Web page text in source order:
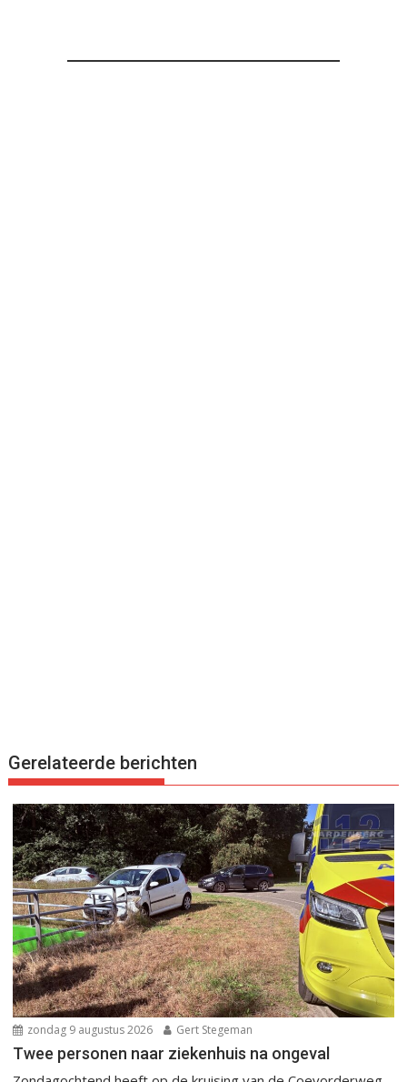
Gerelateerde berichten
zondag 9 augustus 2026 Gert Stegeman
Twee personen naar ziekenhuis na ongeval